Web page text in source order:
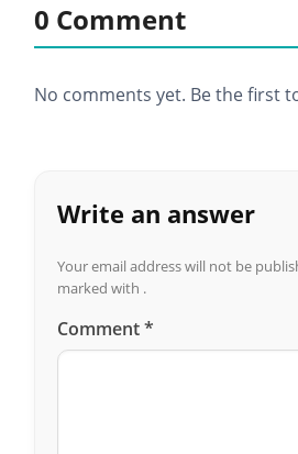
0 Comment
No comments yet. Be the first
Write an answer
Your email address will not be
marked with .
Comment*